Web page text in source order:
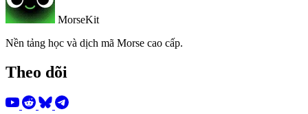
MorseKit
Nền tảng học và dịch mã Morse cao cấp.
Theo dõi